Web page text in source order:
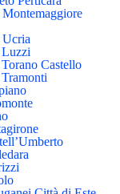
Castello